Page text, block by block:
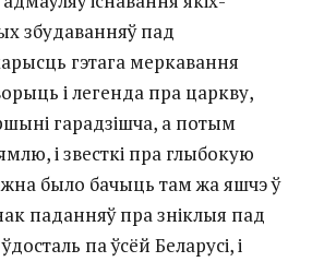
збудаванняў пад
гэтага меркавання
і легенда пра царкву,
гарадзішча, а потым
і звесткі пра глыбокую
было бачыць там жа яшчэ ў
паданняў пра зніклыя пад
па ўсёй Беларусі, і